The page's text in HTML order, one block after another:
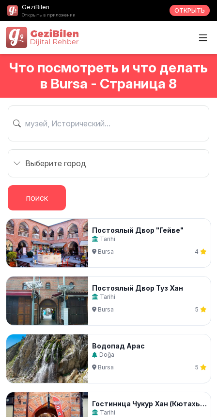
GeziBilen
Открыть в приложении
ОТКРЫТЬ
Что посмотреть и что делать
в Bursa - Страница 8
поиск
Постоялый Двор "Гейве"
Tarihi
Bursa
4
Постоялый Двор Туз Хан
Tarihi
Bursa
5
Водопад Арас
Doğa
Bursa
5
Гостиница Чукур Хан (Кютахья Хан)
Tarihi